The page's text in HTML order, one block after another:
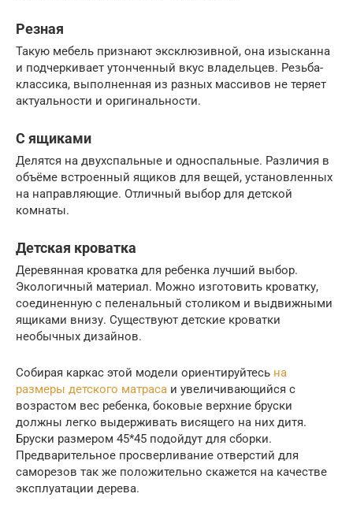
Резная
Такую мебель признают эксклюзивной, она изысканна
и подчеркивает утонченный вкус владельцев. Резьба-
классика, выполненная из разных массивов не теряет
актуальности и оригинальности.
С ящиками
Делятся на двухспальные и односпальные. Различия в
объёме встроенный ящиков для вещей, установленных
на направляющие. Отличный выбор для детской
комнаты.
Детская кроватка
Деревянная кроватка для ребенка лучший выбор.
Экологичный материал. Можно изготовить кроватку,
соединенную с пеленальный столиком и выдвижными
ящиками внизу. Существуют детские кроватки
необычных дизайнов.
Собирая каркас этой модели ориентируйтесь на
размеры детского матраса и увеличивающийся с
возрастом вес ребенка, боковые верхние бруски
должны легко выдерживать висящего на них дитя.
Бруски размером 45*45 подойдут для сборки.
Предварительное просверливание отверстий для
саморезов так же положительно скажется на качестве
эксплуатации дерева.